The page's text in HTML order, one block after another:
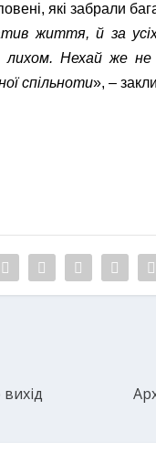
які забрали
життя, й за
лихом. Нехай же
спільноти», –